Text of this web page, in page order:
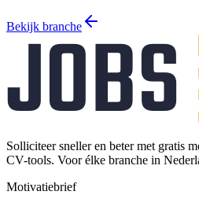
Bekijk branche
Solliciteer sneller en beter met gratis
CV-tools. Voor élke branche in
Motivatiebrief